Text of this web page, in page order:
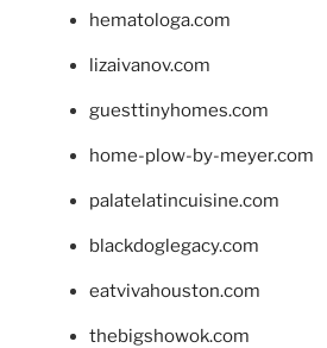
hematologa.com
lizaivanov.com
guesttinyhomes.com
home-plow-by-meyer.com
palatelatincuisine.com
blackdoglegacy.com
eatvivahouston.com
thebigshowok.com